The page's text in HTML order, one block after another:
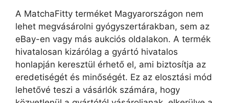
A MatchaFitty terméket Magyarországon nem
lehet megvásárolni gyógyszertárakban, sem az
eBay-en vagy más aukciós oldalakon. A termék
hivatalosan kizárólag a gyártó hivatalos
honlapján keresztül érhető el, ami biztosítja az
eredetiségét és minőségét. Ez az elosztási mód
lehetővé teszi a vásárlók számára, hogy